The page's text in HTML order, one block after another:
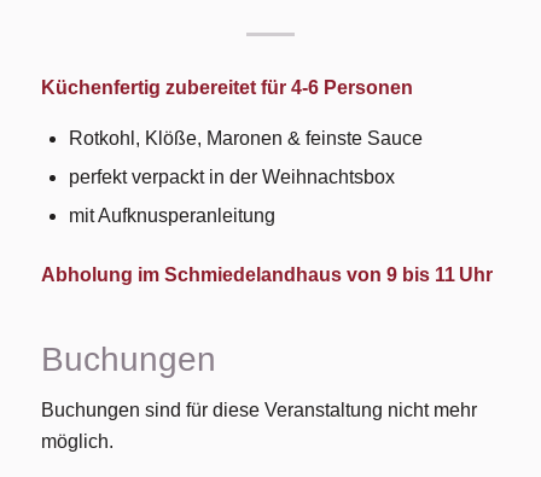
Küchenfertig zubereitet für 4-6 Personen
Rotkohl, Klöße, Maronen & feinste Sauce
perfekt verpackt in der Weihnachtsbox
mit Aufknusperanleitung
Abholung im Schmiedelandhaus von 9 bis 11 Uhr
Buchungen
Buchungen sind für diese Veranstaltung nicht mehr
möglich.